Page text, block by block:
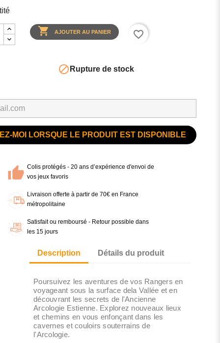
 AJOUTER AU PANIER favorite_border
 Rupture de stock
MOI LORSQUE LE PRODUIT EST DISPONIBLE
Colis protégés - 20 ans d’expérience d'envoi de
vos jeux favoris
Livraison offerte à partir de 70€ en France
métropolitaine
Satisfait ou remboursé - Retour possible dans
les 15 jours
Description Détails du produit
Poursuivez les aventures de vos Rangers en
voyageant sous la surface dela Vallée et en
découvrant les secrets de l'Ancienne
Arcologie Estienne. Explorez nouveaux lieux
et chemins en vous enfonçant dans les
cavernes et couloirs souterrains de
l'Arcologie.